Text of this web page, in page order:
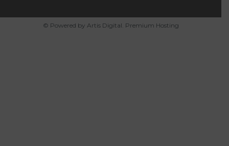
© Powered by Artis Digital. Premium Hosting